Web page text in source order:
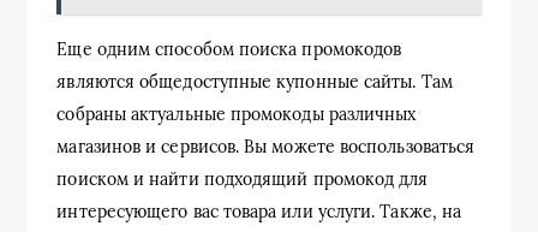
Еще одним способом поиска промокодов
являются общедоступные купонные сайты. Там
собраны актуальные промокоды различных
магазинов и сервисов. Вы можете воспользоваться
поиском и найти подходящий промокод для
интересующего вас товара или услуги. Также, на